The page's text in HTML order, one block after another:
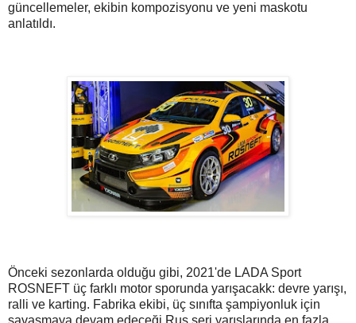
güncellemeler, ekibin kompozisyonu ve yeni maskotu
anlatıldı.
Önceki sezonlarda olduğu gibi, 2021'de LADA Sport
ROSNEFT üç farklı motor sporunda yarışacakk: devre yarışı,
ralli ve karting. Fabrika ekibi, üç sınıfta şampiyonluk için
savaşmaya devam edeceği Rus seri yarışlarında en fazla